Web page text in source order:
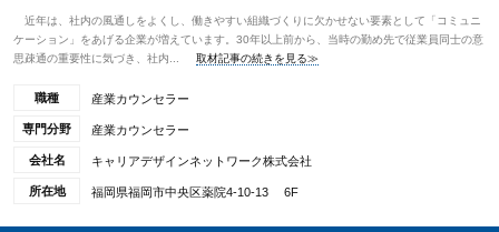
近年は、社内の風通しをよくし、働きやすい組織づくりに欠かせない要素として「コミュニ
ケーション」をあげる企業が増えています。30年以上前から、当時の勤め先で従業員同士の意
思疎通の重要性に気づき、社内...
取材記事の続きを見る≫
職種 産業カウンセラー
専門分野 産業カウンセラー
会社名 キャリアデザインネットワーク株式会社
所在地 福岡県福岡市中央区薬院4-10-13 6F